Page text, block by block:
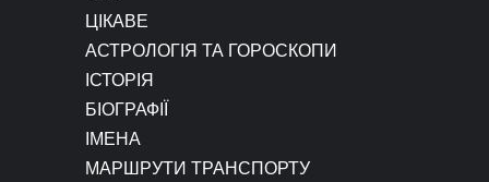
ЦІКАВЕ
АСТРОЛОГІЯ ТА ГОРОСКОПИ
ІСТОРІЯ
БІОГРАФІЇ
ІМЕНА
МАРШРУТИ ТРАНСПОРТУ